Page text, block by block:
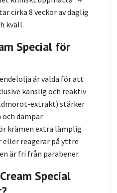
cirka 8 veckor av daglig
kväll.
Special för
är valda för att
känslig och reaktiv
extrakt) stärker
dämpar
krämen extra lämplig
reagerar på yttre
är fri från parabener.
Special